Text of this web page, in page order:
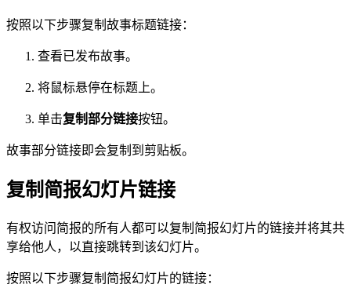
按照以下步骤复制故事标题链接：
查看已发布故事。
将鼠标悬停在标题上。
单击复制部分链接按钮。
故事部分链接即会复制到剪贴板。
复制简报幻灯片链接
有权访问简报的所有人都可以复制简报幻灯片的链接并将其共
享给他人，以直接跳转到该幻灯片。
按照以下步骤复制简报幻灯片的链接：